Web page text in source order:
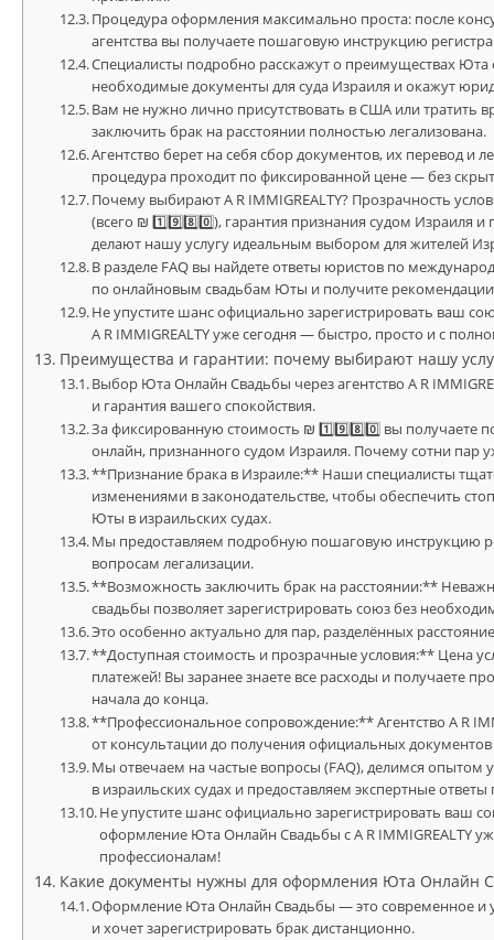
Процедура оформления максимально проста: после
агентства вы получаете пошаговую инструкцию
Специалисты подробно расскажут о преимуществах Юта
необходимые документы для суда Израиля и окажут
Вам не нужно лично присутствовать в США или
заключить брак на расстоянии полностью легализована.
Агентство берет на себя сбор документов, их перевод и
процедура проходит по фиксированной цене — без
Почему выбирают A R IMMIGREALTY? Прозрачность
(всего ₪ 1️⃣9️⃣8️⃣0️⃣), гарантия признания судом Израиля
делают нашу услугу идеальным выбором для жителей
В разделе FAQ вы найдете ответы юристов по
по онлайновым свадьбам Юты и получите
Не упустите шанс официально зарегистрировать ваш
A R IMMIGREALTY уже сегодня — быстро, просто и с
Преимущества и гарантии: почему выбирают нашу
Выбор Юта Онлайн Свадьбы через агентство A R
и гарантия вашего спокойствия.
За фиксированную стоимость ₪ 1️⃣9️⃣8️⃣0️⃣ вы получаете
онлайн, признанного судом Израиля. Почему сотни пар
**Признание брака в Израиле:** Наши специалисты
изменениями в законодательстве, чтобы обеспечить
Юты в израильских судах.
Мы предоставляем подробную пошаговую инструкцию
вопросам легализации.
**Возможность заключить брак на расстоянии:**
свадьбы позволяет зарегистрировать союз без
Это особенно актуально для пар, разделённых
**Доступная стоимость и прозрачные условия:** Цена
платежей! Вы заранее знаете все расходы и получаете
начала до конца.
**Профессиональное сопровождение:** Агентство A R
от консультации до получения официальных
Мы отвечаем на частые вопросы (FAQ), делимся
в израильских судах и предоставляем экспертные
Не упустите шанс официально зарегистрировать ваш
оформление Юта Онлайн Свадьбы с A R IMMIGREALTY
профессионалам!
Какие документы нужны для оформления Юта Онлайн
Оформление Юта Онлайн Свадьбы — это современное и
и хочет зарегистрировать брак дистанционно.